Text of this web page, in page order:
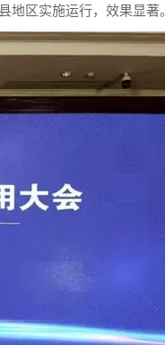
区实施运行，效果显著。